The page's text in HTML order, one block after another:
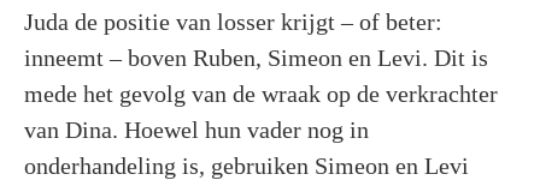
Juda de positie van losser krijgt – of beter:
inneemt – boven Ruben, Simeon en Levi. Dit is
mede het gevolg van de wraak op de verkrachter
van Dina. Hoewel hun vader nog in
onderhandeling is, gebruiken Simeon en Levi